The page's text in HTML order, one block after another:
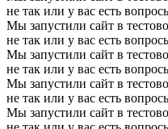
не так или у вас есть
Мы запустили сайт в
не так или у вас есть
Мы запустили сайт в
не так или у вас есть
Мы запустили сайт в
не так или у вас есть
Мы запустили сайт в